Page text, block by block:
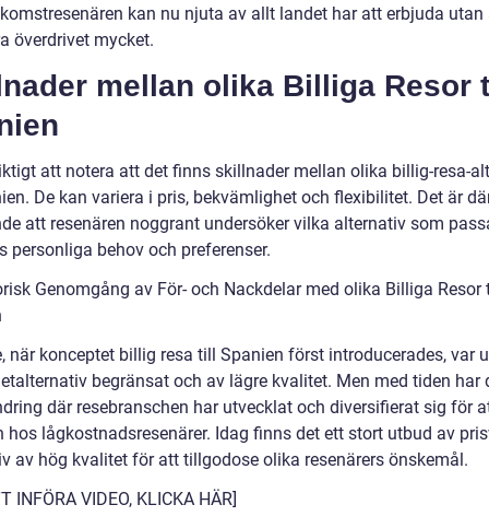
kan nu njuta av allt landet har att erbjuda utan
överdrivet mycket.
mellan olika Billiga Resor
att notera att det finns skillnader mellan olika billig-resa-
De kan variera i pris, bekvämlighet och flexibilitet. Det är
att resenären noggrant undersöker vilka alternativ som
personliga behov och preferenser.
Genomgång av För- och Nackdelar med olika Billiga Resor
när konceptet billig resa till Spanien först introducerades, var
begränsat och av lägre kvalitet. Men med tiden har
där resebranschen har utvecklat och diversifierat sig för
hos lågkostnadsresenärer. Idag finns det ett stort utbud av
av hög kvalitet för att tillgodose olika resenärers önskemål.
INFÖRA VIDEO, KLICKA HÄR]